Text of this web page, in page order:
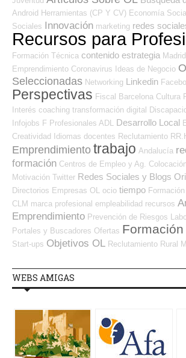
Android Herramientas (CP Y CV) Economía
Sociales Innovación marketing redes
Recursos para
Formación Técnica contenido estrategia Madrid
Emprendimiento Coronavirus Ideas de Negocio
Seleccionadas Networking Linkedin
Perspectivas Fiscal Barcelona Cultura
Interés coaching transformación digital
Infojobs F Profesionales ADL Desarrollo Local
Creatividad
Idiomas docentes Reclutamiento
Emprendimiento trabajo Andalucía
formación Centros de Empleo y Ag. Colocación
Motivación Twitter Redes Sociales y Blogs
Directorios Empresas OL ocio tiempo
CLM marca profesional empleabilidad recursos
Emprendimiento Prevención de Riesgos
Portales y Buscadores Ofertas Formación
Start-ups Objetivos OL Reclutamiento Rural
WEBS AMIGAS